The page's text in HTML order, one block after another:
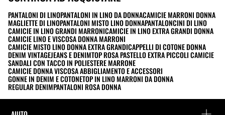
PANTALONI DI LINOPANTALONI IN LINO DA DONNACAMICIE MARRONI DONNA
MAGLIETTE DI LINOPANTALONI MISTO LINO DONNAPANTALONCINI DI LINO
CAMICIE IN LINO GRANDI MARRONICAMICIE IN LINO EXTRA GRANDI DONNA
CAMICIE LINO E VISCOSA DONNA MARRONI
CAMICIE MISTO LINO DONNA EXTRA GRANDICAPPELLI DI COTONE DONNA
DENIM VINTAGEJEANS E DENIMTOP ROSA PASTELLO EXTRA PICCOLI CAMICIE
SANDALI CON TACCO IN POLIESTERE MARRONE
CAMICIE DONNA VISCOSA ABBIGLIAMENTO E ACCESSORI
GONNE IN DENIM E COTONETOP IN LINO MARRONI DA DONNA
REGULAR DENIMPANTALONI ROSA DONNA